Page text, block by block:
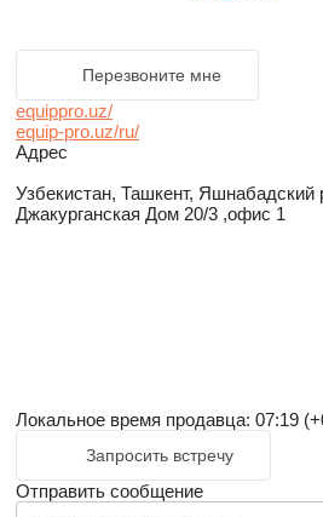
Перезвоните мне
equippro.uz/
equip-pro.uz/ru/
Адрес
Узбекистан, Ташкент, Яшнабадский
Джакурганская Дом 20/3 ,офис 1
Локальное время продавца: 07:19
Запросить встречу
Отправить сообщение